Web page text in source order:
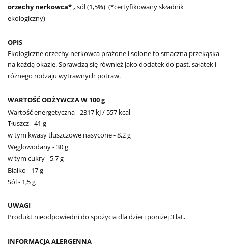
orzechy nerkowca* , sól (1,5%) (*certyfikowany składnik
ekologiczny)
OPIS
Ekologiczne orzechy nerkowca prażone i solone to smaczna przekąska
na każdą okazję. Sprawdzą się również jako dodatek do past, sałatek i
różnego rodzaju wytrawnych potraw.
WARTOŚĆ ODŻYWCZA W 100 g
Wartość energetyczna - 2317 kJ / 557 kcal
Tłuszcz - 41 g
w tym kwasy tłuszczowe nasycone - 8,2 g
Węglowodany - 30 g
w tym cukry - 5,7 g
Białko - 17 g
Sól - 1,5 g
UWAGI
Produkt nieodpowiedni do spożycia dla dzieci poniżej 3 lat.
INFORMACJA ALERGENNA